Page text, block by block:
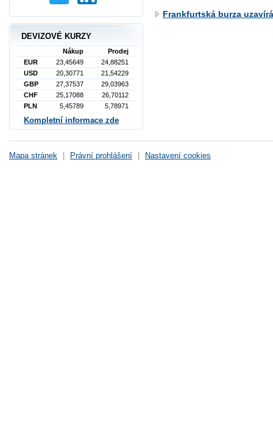
Frankfurtská burza
DEVIZOVÉ KURZY
Nákup
Prodej
EUR
23,45649
24,88251
USD
20,30771
21,54229
GBP
27,37537
29,03963
CHF
25,17088
26,70112
PLN
5,45789 5,78971
Kompletní informace zde
Mapa stránek Právní prohlášení Nastavení cookies